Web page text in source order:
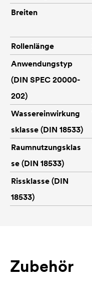
Breiten
Rollenlänge
Anwendungstyp
(DIN SPEC 20000-
202)
Wassereinwirkung
sklasse (DIN 18533)
Raumnutzungsklas
se (DIN 18533)
Rissklasse (DIN
18533)
Zubehör